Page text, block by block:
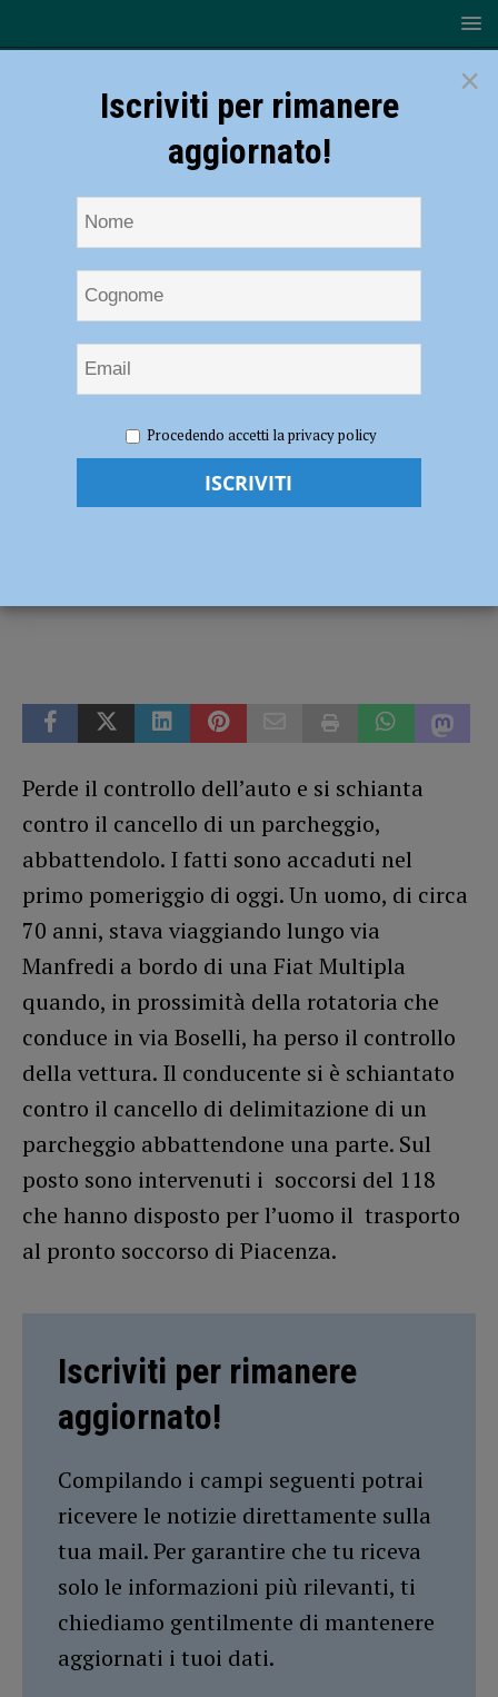
Manfredi, perde il controllo dell’auto e abbatte un cancello
Via Manfredi, perde il controllo dell’auto
Perde il controllo dell’auto e si schianta
contro il cancello di un parcheggio,
abbattendolo. I fatti sono accaduti nel
primo pomeriggio di oggi. Un uomo, di circa
70 anni, stava viaggiando lungo via
Manfredi a bordo di una Fiat Multipla
quando, in prossimità della rotatoria che
conduce in via Boselli, ha perso il controllo
della vettura. Il conducente si è schiantato
contro il cancello di delimitazione di un
parcheggio abbattendone una parte. Sul
posto sono intervenuti i soccorsi del 118
che hanno disposto per l’uomo il trasporto
al pronto soccorso di Piacenza.
Iscriviti per rimanere
aggiornato!
Compilando i campi seguenti potrai
ricevere le notizie direttamente sulla
tua mail. Per garantire che tu riceva
solo le informazioni più rilevanti, ti
chiediamo gentilmente di mantenere
aggiornati i tuoi dati.
×
Iscriviti per rimanere
aggiornato!
Procedendo accetti la privacy policy